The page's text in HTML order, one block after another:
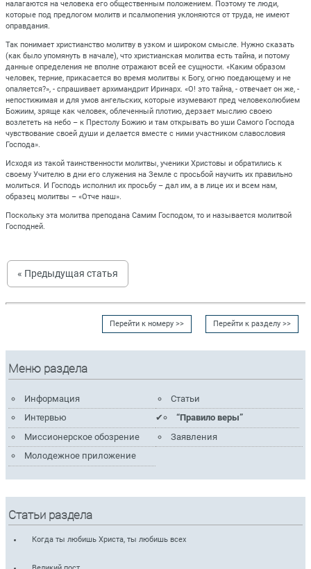
налагаются на человека его общественным положением. Поэтому те люди,
которые под предлогом молитв и псалмопения уклоняются от труда, не имеют
оправдания.
Так понимает христианство молитву в узком и широком смысле. Нужно сказать
(как было упомянуть в начале), что христианская молитва есть тайна, и потому
данные определения не вполне отражают всей ее сущности. «Каким образом
человек, терние, прикасается во время молитвы к Богу, огню поедающему и не
опаляется?», - спрашивает архимандрит Иринарх. «О! это тайна, - отвечает он же, -
непостижимая и для умов ангельских, которые изумевают пред человеколюбием
Божиим, зряще как человек, облеченный плотию, дерзает мыслию своею
возлететь на небо – к Престолу Божию и там открывать во уши Самого Господа
чувствование своей души и делается вместе с ними участником славословия
Господа».
Исходя из такой таинственности молитвы, ученики Христовы и обратились к
своему Учителю в дни его служения на Земле с просьбой научить их правильно
молиться. И Господь исполнил их просьбу – дал им, а в лице их и всем нам,
образец молитвы – «Отче наш».
Поскольку эта молитва преподана Самим Господом, то и называется молитвой
Господней.
« Предыдущая статья
Перейти к разделу >>
Перейти к номеру >>
Меню раздела
Информация
Статьи
Интервью
“Правило веры”
Миссионерское обозрение
Заявления
Молодежное приложение
Статьи раздела
Когда ты любишь Христа, ты любишь всех